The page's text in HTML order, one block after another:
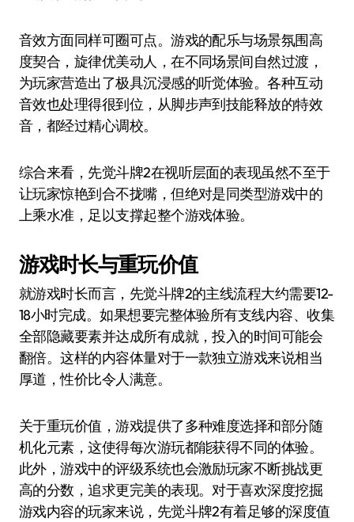
音效方面同样可圈可点。游戏的配乐与场景氛围高
度契合，旋律优美动人，在不同场景间自然过渡，
为玩家营造出了极具沉浸感的听觉体验。各种互动
音效也处理得很到位，从脚步声到技能释放的特效
音，都经过精心调校。
综合来看，先觉斗牌2在视听层面的表现虽然不至于
让玩家惊艳到合不拢嘴，但绝对是同类型游戏中的
上乘水准，足以支撑起整个游戏体验。
游戏时长与重玩价值
就游戏时长而言，先觉斗牌2的主线流程大约需要12-
18小时完成。如果想要完整体验所有支线内容、收集
全部隐藏要素并达成所有成就，投入的时间可能会
翻倍。这样的内容体量对于一款独立游戏来说相当
厚道，性价比令人满意。
关于重玩价值，游戏提供了多种难度选择和部分随
机化元素，这使得每次游玩都能获得不同的体验。
此外，游戏中的评级系统也会激励玩家不断挑战更
高的分数，追求更完美的表现。对于喜欢深度挖掘
游戏内容的玩家来说，先觉斗牌2有着足够的深度值